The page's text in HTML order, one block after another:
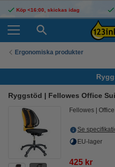
Köp <16:00, skickas idag
Ergonomiska produkter
Ryggstöd | Fellowes Office
Fellowes
Se
EU-lager
425 kr